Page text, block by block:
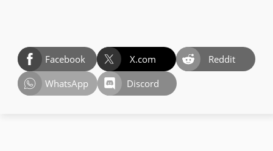
Facebook X.com
Reddit
WhatsApp
Discord